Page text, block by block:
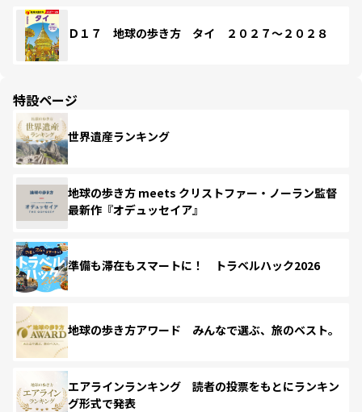
Ｄ１７ 地球の歩き方 タイ ２０２７～２０２８
特設ページ
世界遺産ランキング
地球の歩き方 meets クリストファー・ノーラン監督
最新作『オデュッセイア』
準備も滞在もスマートに！ トラベルハック2026
地球の歩き方アワード みんなで選ぶ、旅のベスト。
エアラインランキング 読者の投票をもとにランキン
グ形式で発表